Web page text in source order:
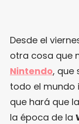
Desde el
otra cosa que
Nintendo, que
todo el mundo
que hará que la
la época de la